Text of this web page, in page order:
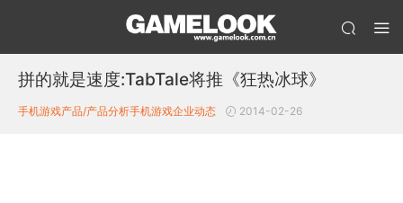
拼的就是速度:TabTale将推《狂热冰球》
手机游戏产品/产品分析手机游戏企业动态 2014-02-26